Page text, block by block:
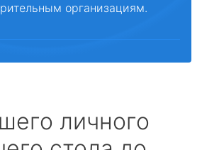
организациям.
личного